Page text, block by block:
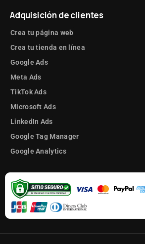
Adquisición de clientes
Crea tu página web
Crea tu tienda en línea
Google Ads
Meta Ads
TikTok Ads
Microsoft Ads
LinkedIn Ads
Google Tag Manager
Google Analytics